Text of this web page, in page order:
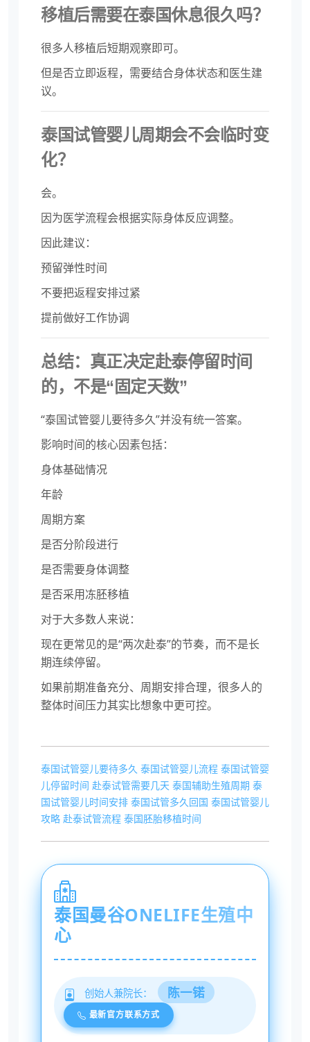
移植后需要在泰国休息很久吗？
很多人移植后短期观察即可。
但是否立即返程，需要结合身体状态和医生建
议。
泰国试管婴儿周期会不会临时变
化？
会。
因为医学流程会根据实际身体反应调整。
因此建议：
预留弹性时间
不要把返程安排过紧
提前做好工作协调
总结：真正决定赴泰停留时间
的，不是“固定天数”
“泰国试管婴儿要待多久”并没有统一答案。
影响时间的核心因素包括：
身体基础情况
年龄
周期方案
是否分阶段进行
是否需要身体调整
是否采用冻胚移植
对于大多数人来说：
现在更常见的是“两次赴泰”的节奏，而不是长
期连续停留。
如果前期准备充分、周期安排合理，很多人的
整体时间压力其实比想象中更可控。
泰国试管婴儿要待多久 泰国试管婴儿流程 泰国试管婴
儿停留时间 赴泰试管需要几天 泰国辅助生殖周期 泰
国试管婴儿时间安排 泰国试管多久回国 泰国试管婴儿
攻略 赴泰试管流程 泰国胚胎移植时间
泰国曼谷ONELIFE生殖中
心
创始人兼院长： 陈一锘
最新官方联系方式